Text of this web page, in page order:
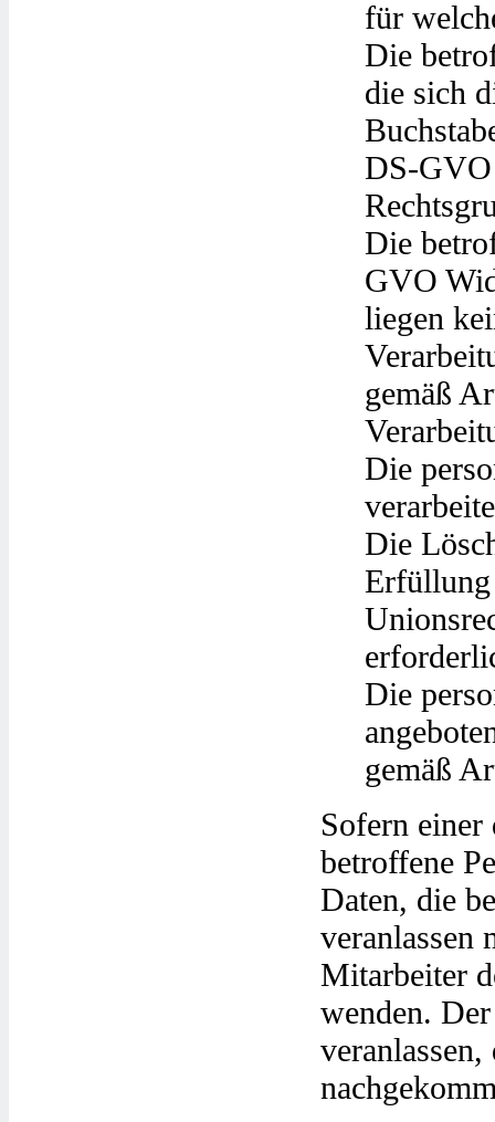
für
Die
die sich
DS-GVO
Die
GVO
liegen
gemäß
Die
Die
Erfüllung
Die
gemäß
Sofern einer
betroffene
Daten, die
veranlassen
Mitarbeiter
wenden.